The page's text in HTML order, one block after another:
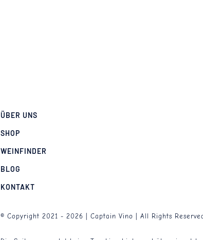
ÜBER UNS
SHOP
WEINFINDER
BLOG
KONTAKT
© Copyright 2021 - 2026 | Captain Vino | All Rights